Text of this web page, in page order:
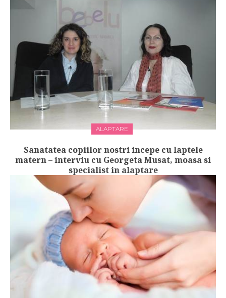
ALAPTARE
Sanatatea copiilor nostri incepe cu laptele
matern – interviu cu Georgeta Musat, moasa si
specialist in alaptare